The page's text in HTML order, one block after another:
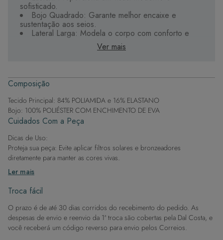
sofisticado.
Bojo Quadrado: Garante melhor encaixe e
sustentação aos seios.
Lateral Larga: Modela o corpo com conforto e
Conforto e Sustentação: Elastano e tecidos
secagem rápida.
Detalhes Elegantes: Alças confortáveis e metais
banhados a ouro que não irritam.
Este biquíni de lastex é versátil, ideal para combinar
com peças de cintura alta ou por baixo de camisas,
garantindo estilo tanto na praia quanto no dia a dia.
Ver mais
Composição
Tecido Principal: 84% POLIAMIDA e 16% ELASTANO
Bojo: 100% POLIÉSTER COM ENCHIMENTO DE EVA
Cuidados Com a Peça
Dicas de Uso:
Proteja sua peça: Evite aplicar filtros solares e bronzeadores
diretamente para manter as cores vivas.
Após a piscina: Lembre-se de que o cloro pode desgastar o tecido,
então enxague após sair da água.
Evite superfícies ásperas: Para manter a integridade do tecido, evite
Dicas de Lavagem:
Lave rapidamente: Assim que possível, lave separado de outras peças.
À mão e com cuidado: Use água fria e sabão neutro, evitando máquina
Ler mais
Troca fácil
O prazo é de até 30 dias corridos do recebimento do pedido. As
despesas de envio e reenvio da 1ª troca são cobertas pela Dal Costa, e
você receberá um código reverso para envio pelos Correios.